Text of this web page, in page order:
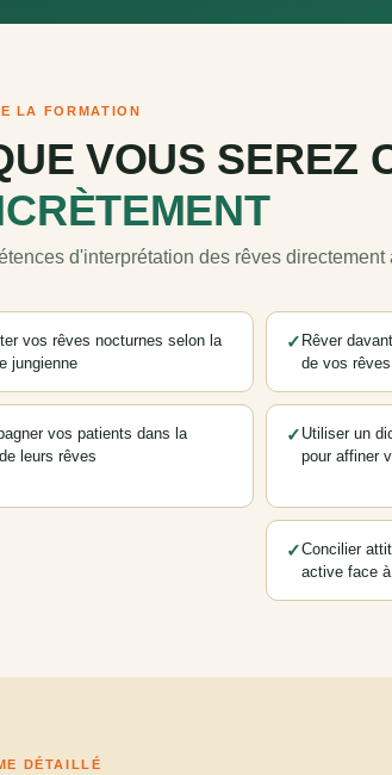
LA FORMATION
VOUS SEREZ
d'interprétation des rêves
vos rêves nocturnes selon la
jungienne
✓ Rêver
de vos rêves
vos patients dans la
leurs rêves
✓ Utiliser un
pour affiner
✓Concilier
active face
DÉTAILLÉ